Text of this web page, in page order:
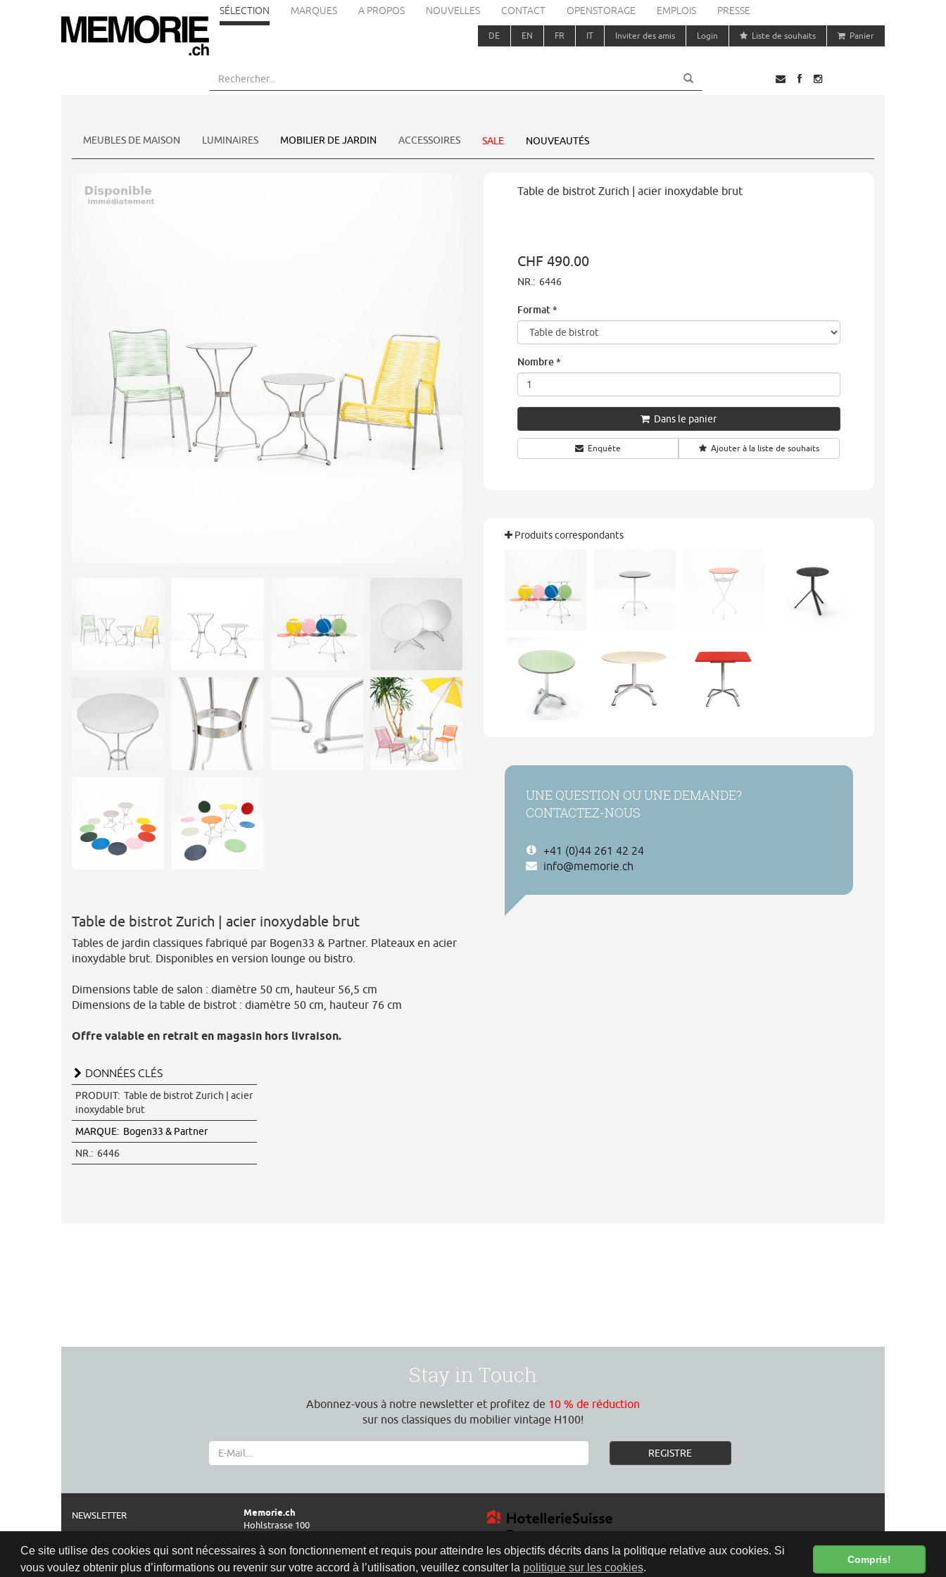
Ce site utilise des cookies qui sont nécessaires à son fonctionnement et requis pour atteindre les objectifs décrits dans la politique relative aux cookies. Si
vous voulez obtenir plus d’informations ou revenir sur votre accord à l’utilisation, veuillez consulter la politique sur les cookies.
Compris!
SÉLECTION MARQUES A PROPOS NOUVELLES CONTACT OPENSTORAGE EMPLOIS PRESSE
DE EN FR IT Inviter des amis Login Liste de souhaits Panier
MEUBLES DE MAISON LUMINAIRES MOBILIER DE JARDIN ACCESSOIRES SALE NOUVEAUTÉS
Table de bistrot Zurich | acier inoxydable brut
Tables de jardin classiques fabriqué par Bogen33 & Partner. Plateaux en acier
inoxydable brut. Disponibles en version lounge ou bistro.
Dimensions table de salon : diamètre 50 cm, hauteur 56,5 cm
Dimensions de la table de bistrot : diamètre 50 cm, hauteur 76 cm
Offre valable en retrait en magasin hors livraison.
DONNÉES CLÉS
PRODUIT: Table de bistrot Zurich | acier
inoxydable brut
MARQUE: Bogen33 & Partner
NR.: 6446
Table de bistrot Zurich | acier inoxydable brut
CHF 490.00
NR.: 6446
Format*
Nombre*
Dans le panier
Enquête Ajouter à la liste de souhaits
Produits correspondants
UNE QUESTION OU UNE DEMANDE?
CONTACTEZ-NOUS
+41 (0)44 261 42 24
info@memorie.ch
Stay in Touch
Abonnez-vous à notre newsletter et profitez de 10 % de réduction
sur nos classiques du mobilier vintage H100!
REGISTRE
NEWSLETTER
A PROPOS
MENTIONS LÉGALES
CGV
Memorie.ch
Hohlstrasse 100
Téléphone
0041 44 261 42 24